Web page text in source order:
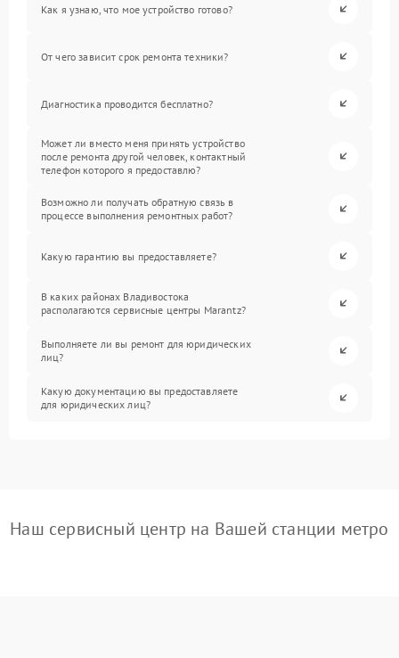
Как я узнаю, что мое устройство готово?
От чего зависит срок ремонта техники?
Диагностика проводится бесплатно?
Может ли вместо меня принять устройство
после ремонта другой человек, контактный
телефон которого я предоставлю?
Возможно ли получать обратную связь в
процессе выполнения ремонтных работ?
Какую гарантию вы предоставляете?
В каких районах Владивостока
располагаются сервисные центры Marantz?
Выполняете ли вы ремонт для юридических
лиц?
Какую документацию вы предоставляете
для юридических лиц?
Наш сервисный центр на Вашей станции метро